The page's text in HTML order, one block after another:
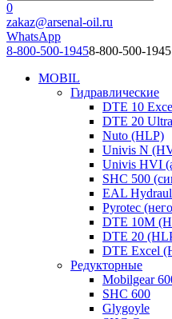
0
zakaz@arsenal-oil.ru
WhatsApp
8-800-500-19458-800-500-1945
MOBIL
Гидравлические
DTE 10
DTE 20
Nuto (HLP)
Univis N
Univis HVI
SHC 500
EAL
Pyrotec
DTE 10M
DTE 20
DTE Excel
Редукторные
Mobilgear
SHC 600
Glygoyle